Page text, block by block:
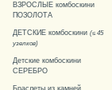
ВЗРОСЛЫЕ комбоскини
ПОЗОЛОТА
ДЕТСКИЕ комбоскини(≤ 45
узелков)
Детские комбоскини
СЕРЕБРО